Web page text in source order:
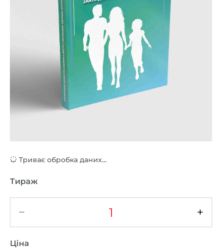
Триває обробка даних...
Тираж
− +
Ціна